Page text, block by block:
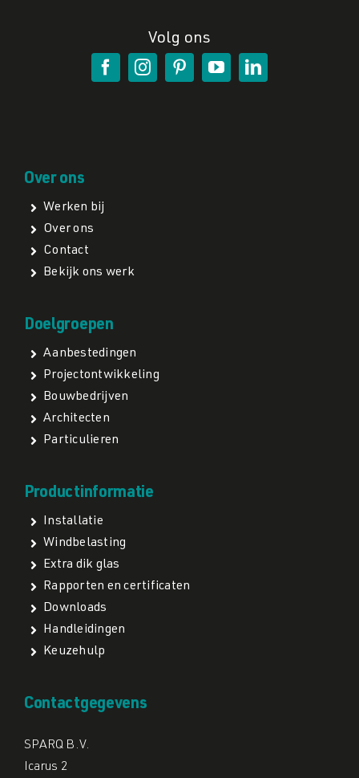
Volg ons
Over ons
Werken bij
Over ons
Contact
Bekijk ons werk
Doelgroepen
Aanbestedingen
Projectontwikkeling
Bouwbedrijven
Architecten
Particulieren
Productinformatie
Installatie
Windbelasting
Extra dik glas
Rapporten en certificaten
Downloads
Handleidingen
Keuzehulp
Contactgegevens
SPARQ B.V.
Icarus 2